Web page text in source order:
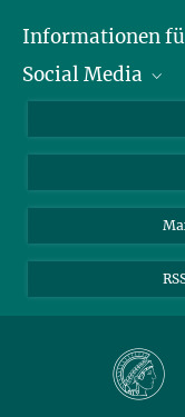
Informationen
Bewerberinnen und
Medienvertreter
Schülerinnen und
Social Media
YouTube
Mastodon